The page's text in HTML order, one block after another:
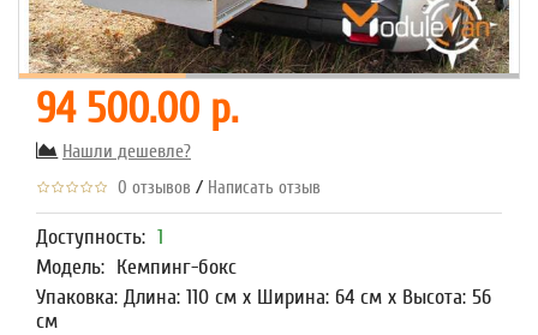
94 500.00 р.
Нашли дешевле?
0 отзывов / Написать отзыв
Доступность: 1
Модель: Кемпинг-бокс
Упаковка: Длина: 110 см x Ширина: 64 см x Высота: 56
см